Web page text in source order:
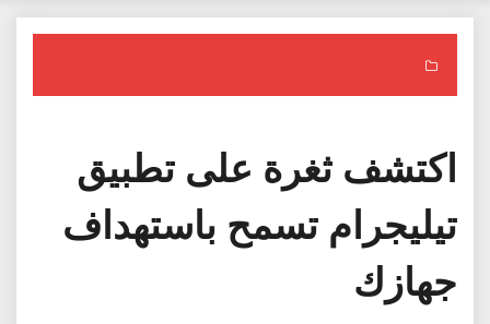
اكتشف ثغرة على تطبيق
تيليجرام تسمح باستهداف
جهازك